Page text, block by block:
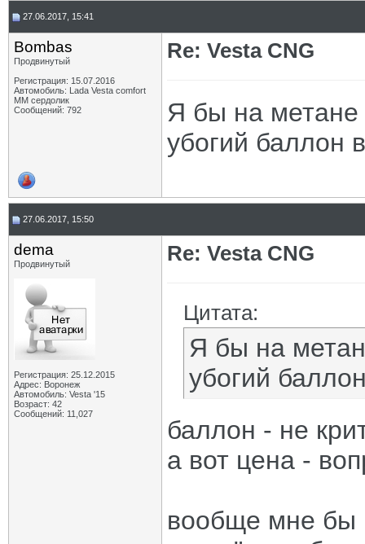
27.06.2017, 15:41
Bombas
Продвинутый
Регистрация: 15.07.2016
Автомобиль: Lada Vesta comfort
MM сердолик
Сообщений: 792
Re: Vesta CNG
Я бы на метане
убогий баллон
27.06.2017, 15:50
dema
Продвинутый
Регистрация: 25.12.2015
Адрес: Воронеж
Автомобиль: Vesta '15
Возраст: 42
Сообщений: 11,027
Re: Vesta CNG
Цитата:
Я бы на
убогий
баллон - не
а вот цена -
вообще мне бы